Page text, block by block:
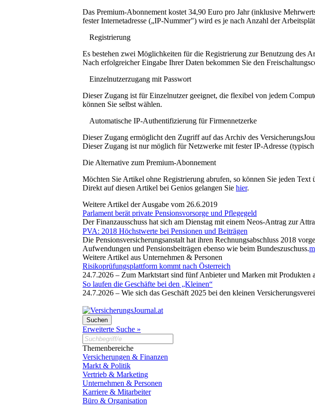
Das Premium-Abonnement kostet 34,90 Euro pro Jahr (inklusive
fester Internetadresse („IP-Nummer") wird es je nach Anzahl der
Registrierung
Es bestehen zwei Möglichkeiten für die Registrierung zur Benutzung des
Nach erfolgreicher Eingabe Ihrer Daten bekommen Sie den
Einzelnutzerzugang mit Passwort
Dieser Zugang ist für Einzelnutzer geeignet, die flexibel von jedem
können Sie selbst wählen.
Automatische IP-Authentifizierung für Firmennetzerke
Dieser Zugang ermöglicht den Zugriff auf das Archiv des
Dieser Zugang ist nur möglich für Netzwerke mit fester IP-Adresse
Die Alternative zum Premium-Abonnement
Möchten Sie Artikel ohne Registrierung abrufen, so können Sie jeden Text
Direkt auf diesen Artikel bei Genios gelangen Sie hier.
Weitere Artikel der Ausgabe vom 26.6.2019
Parlament berät private Pensionsvorsorge und Pflegegeld
Der Finanzausschuss hat sich am Dienstag mit einem Neos-Antrag zur
PVA: 2018 Höchstwerte bei Pensionen und Beiträgen
Die Pensionsversicherungsanstalt hat ihren Rechnungsabschluss 2018
Aufwendungen und Pensionsbeiträgen ebenso wie beim Bundeszuschuss.
Weitere Artikel aus Unternehmen & Personen
Risikoprüfungsplattform kommt nach Österreich
24.7.2026 – Zum Marktstart sind fünf Anbieter und Marken mit Produkten
So laufen die Geschäfte bei den „Kleinen“
24.7.2026 – Wie sich das Geschäft 2025 bei den kleinen
Erweiterte Suche »
Themenbereiche
Versicherungen & Finanzen
Markt & Politik
Vertrieb & Marketing
Unternehmen & Personen
Karriere & Mitarbeiter
Büro & Organisation